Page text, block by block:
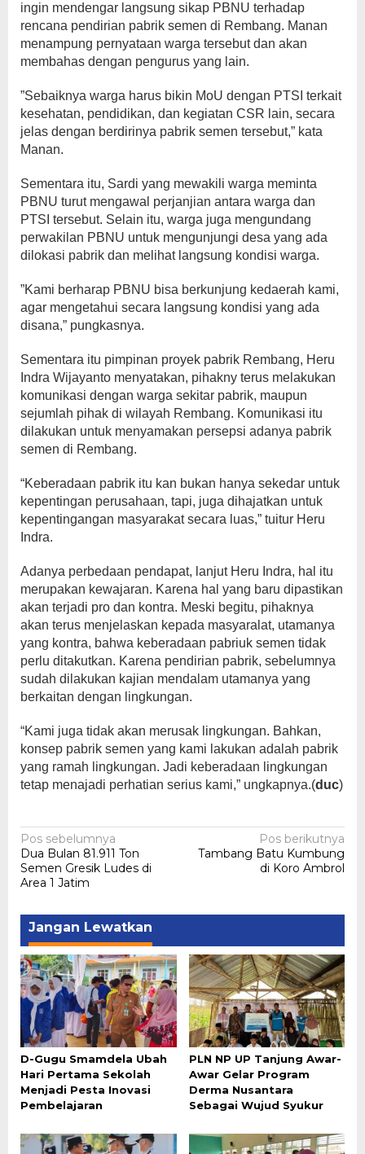
ingin mendengar langsung sikap PBNU terhadap
rencana pendirian pabrik semen di Rembang. Manan
menampung pernyataan warga tersebut dan akan
membahas dengan pengurus yang lain.
”Sebaiknya warga harus bikin MoU dengan PTSI terkait
kesehatan, pendidikan, dan kegiatan CSR lain, secara
jelas dengan berdirinya pabrik semen tersebut,” kata
Manan.
Sementara itu, Sardi yang mewakili warga meminta
PBNU turut mengawal perjanjian antara warga dan
PTSI tersebut. Selain itu, warga juga mengundang
perwakilan PBNU untuk mengunjungi desa yang ada
dilokasi pabrik dan melihat langsung kondisi warga.
”Kami berharap PBNU bisa berkunjung kedaerah kami,
agar mengetahui secara langsung kondisi yang ada
disana,” pungkasnya.
Sementara itu pimpinan proyek pabrik Rembang, Heru
Indra Wijayanto menyatakan, pihakny terus melakukan
komunikasi dengan warga sekitar pabrik, maupun
sejumlah pihak di wilayah Rembang. Komunikasi itu
dilakukan untuk menyamakan persepsi adanya pabrik
semen di Rembang.
“Keberadaan pabrik itu kan bukan hanya sekedar untuk
kepentingan perusahaan, tapi, juga dihajatkan untuk
kepentingangan masyarakat secara luas,” tuitur Heru
Indra.
Adanya perbedaan pendapat, lanjut Heru Indra, hal itu
merupakan kewajaran. Karena hal yang baru dipastikan
akan terjadi pro dan kontra. Meski begitu, pihaknya
akan terus menjelaskan kepada masyaralat, utamanya
yang kontra, bahwa keberadaan pabriuk semen tidak
perlu ditakutkan. Karena pendirian pabrik, sebelumnya
sudah dilakukan kajian mendalam utamanya yang
berkaitan dengan lingkungan.
“Kami juga tidak akan merusak lingkungan. Bahkan,
konsep pabrik semen yang kami lakukan adalah pabrik
yang ramah lingkungan. Jadi keberadaan lingkungan
tetap menajadi perhatian serius kami,” ungkapnya.(duc)
Navigasi
pos
Pos sebelumnya
Dua Bulan 81.911 Ton
Semen Gresik Ludes di
Area 1 Jatim
Pos berikutnya
Tambang Batu Kumbung
di Koro Ambrol
Jangan Lewatkan
D-Gugu Smamdela Ubah
Hari Pertama Sekolah
Menjadi Pesta Inovasi
Pembelajaran
PLN NP UP Tanjung Awar-
Awar Gelar Program
Derma Nusantara
Sebagai Wujud Syukur